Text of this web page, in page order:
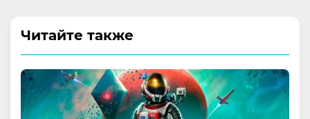
Читайте также